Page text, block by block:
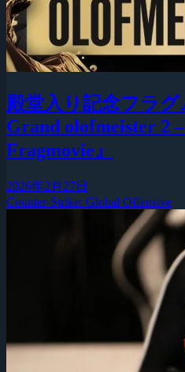
殿堂入り記念フラグ
Grand olofmeister 2
Fragmovie』
2026年2月27日
Counter-Strike: Global Offensive